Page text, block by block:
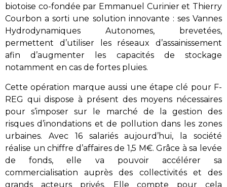
biotoise co-fondée par Emmanuel Curinier et Thierry
Courbon a sorti une solution innovante : ses Vannes
Hydrodynamiques Autonomes, brevetées,
permettent d’utiliser les réseaux d’assainissement
afin d’augmenter les capacités de stockage
notamment en cas de fortes pluies.
Cette opération marque aussi une étape clé pour F-
REG qui dispose à présent des moyens nécessaires
pour s’imposer sur le marché de la gestion des
risques d’inondations et de pollution dans les zones
urbaines. Avec 16 salariés aujourd’hui, la société
réalise un chiffre d’affaires de 1,5 M€. Grâce à sa levée
de fonds, elle va pouvoir accélérer sa
commercialisation auprès des collectivités et des
grands acteurs privés. Elle compte pour cela